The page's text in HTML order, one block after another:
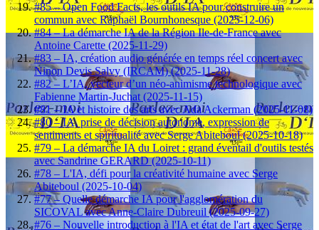
#85 – Open Food Facts, les outils IA pour construire un
commun avec Raphaël Bournhonesque (2025-12-06)
#84 – La démarche IA de la Région Ile-de-France avec
Antoine Carette (2025-11-29)
#83 – IA, création audio générée en temps réel concert avec
Ninon Devis Salvy (IRCAM) (2025-11-28)
#82 – L’IA, vecteur d’un néo-animisme technologique avec
Fabienne Martin-Juchat (2025-11-15)
#81 – IA et histoire des arts avec Ada Ackerman (2025-11-08)
#80 – IA, prise de décision autonome, expression de
sentiments et spiritualité avec Serge Abiteboul (2025-10-18)
#79 – La démarche IA du Loiret : grand éventail d'outils testés
avec Sandrine GERARD (2025-10-11)
#78 – L'IA, défi pour la créativité humaine avec Serge
Abiteboul (2025-10-04)
#77 – Quelle démarche IA pour l'agglomération du
SICOVAL avec Anne-Claire Dubreuil (2025-09-27)
#76 – Nouvelle introduction à l'IA et état de l'art avec Serge